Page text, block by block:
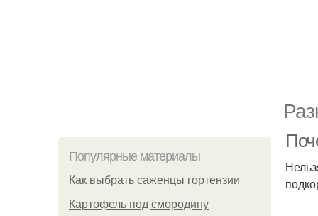
Популярные материалы
Как выбрать саженцы гортензии
Картофель под смородину